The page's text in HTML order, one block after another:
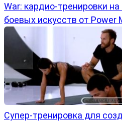
War: кардио-тренировки
боевых искусств от Power
Супер-тренировка для